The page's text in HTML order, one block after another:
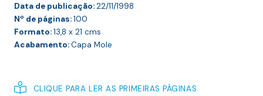
Data de publicação:22/11/1998
Nº de páginas:100
Formato:13,8 x 21 cms
Acabamento:Capa Mole
CLIQUE PARA LER AS PRIMEIRAS PÁGINAS